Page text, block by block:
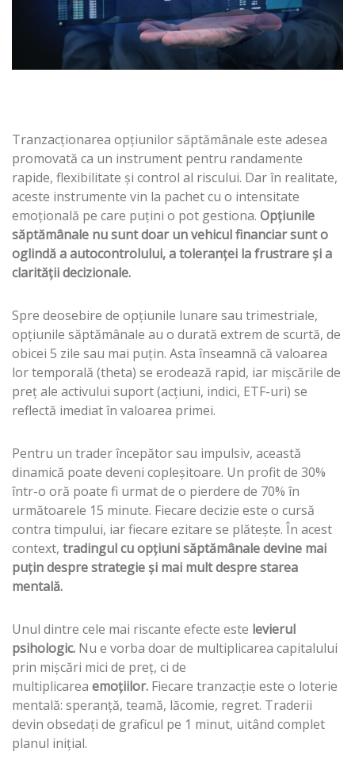
Tranzacționarea opțiunilor săptămânale este adesea
promovată ca un instrument pentru randamente
rapide, flexibilitate și control al riscului. Dar în realitate,
aceste instrumente vin la pachet cu o intensitate
emoțională pe care puțini o pot gestiona. Opțiunile
săptămânale nu sunt doar un vehicul financiar sunt o
oglindă a autocontrolului, a toleranței la frustrare și a
clarității decizionale.
Spre deosebire de opțiunile lunare sau trimestriale,
opțiunile săptămânale au o durată extrem de scurtă, de
obicei 5 zile sau mai puțin. Asta înseamnă că valoarea
lor temporală (theta) se erodează rapid, iar mișcările de
preț ale activului suport (acțiuni, indici, ETF-uri) se
reflectă imediat în valoarea primei.
Pentru un trader începător sau impulsiv, această
dinamică poate deveni copleșitoare. Un profit de 30%
într-o oră poate fi urmat de o pierdere de 70% în
următoarele 15 minute. Fiecare decizie este o cursă
contra timpului, iar fiecare ezitare se plătește. În acest
context, tradingul cu opțiuni săptămânale devine mai
puțin despre strategie și mai mult despre starea
mentală.
Unul dintre cele mai riscante efecte este levierul
psihologic. Nu e vorba doar de multiplicarea capitalului
prin mișcări mici de preț, ci de
multiplicarea emoțiilor. Fiecare tranzacție este o loterie
mentală: speranță, teamă, lăcomie, regret. Traderii
devin obsedați de graficul pe 1 minut, uitând complet
planul inițial.